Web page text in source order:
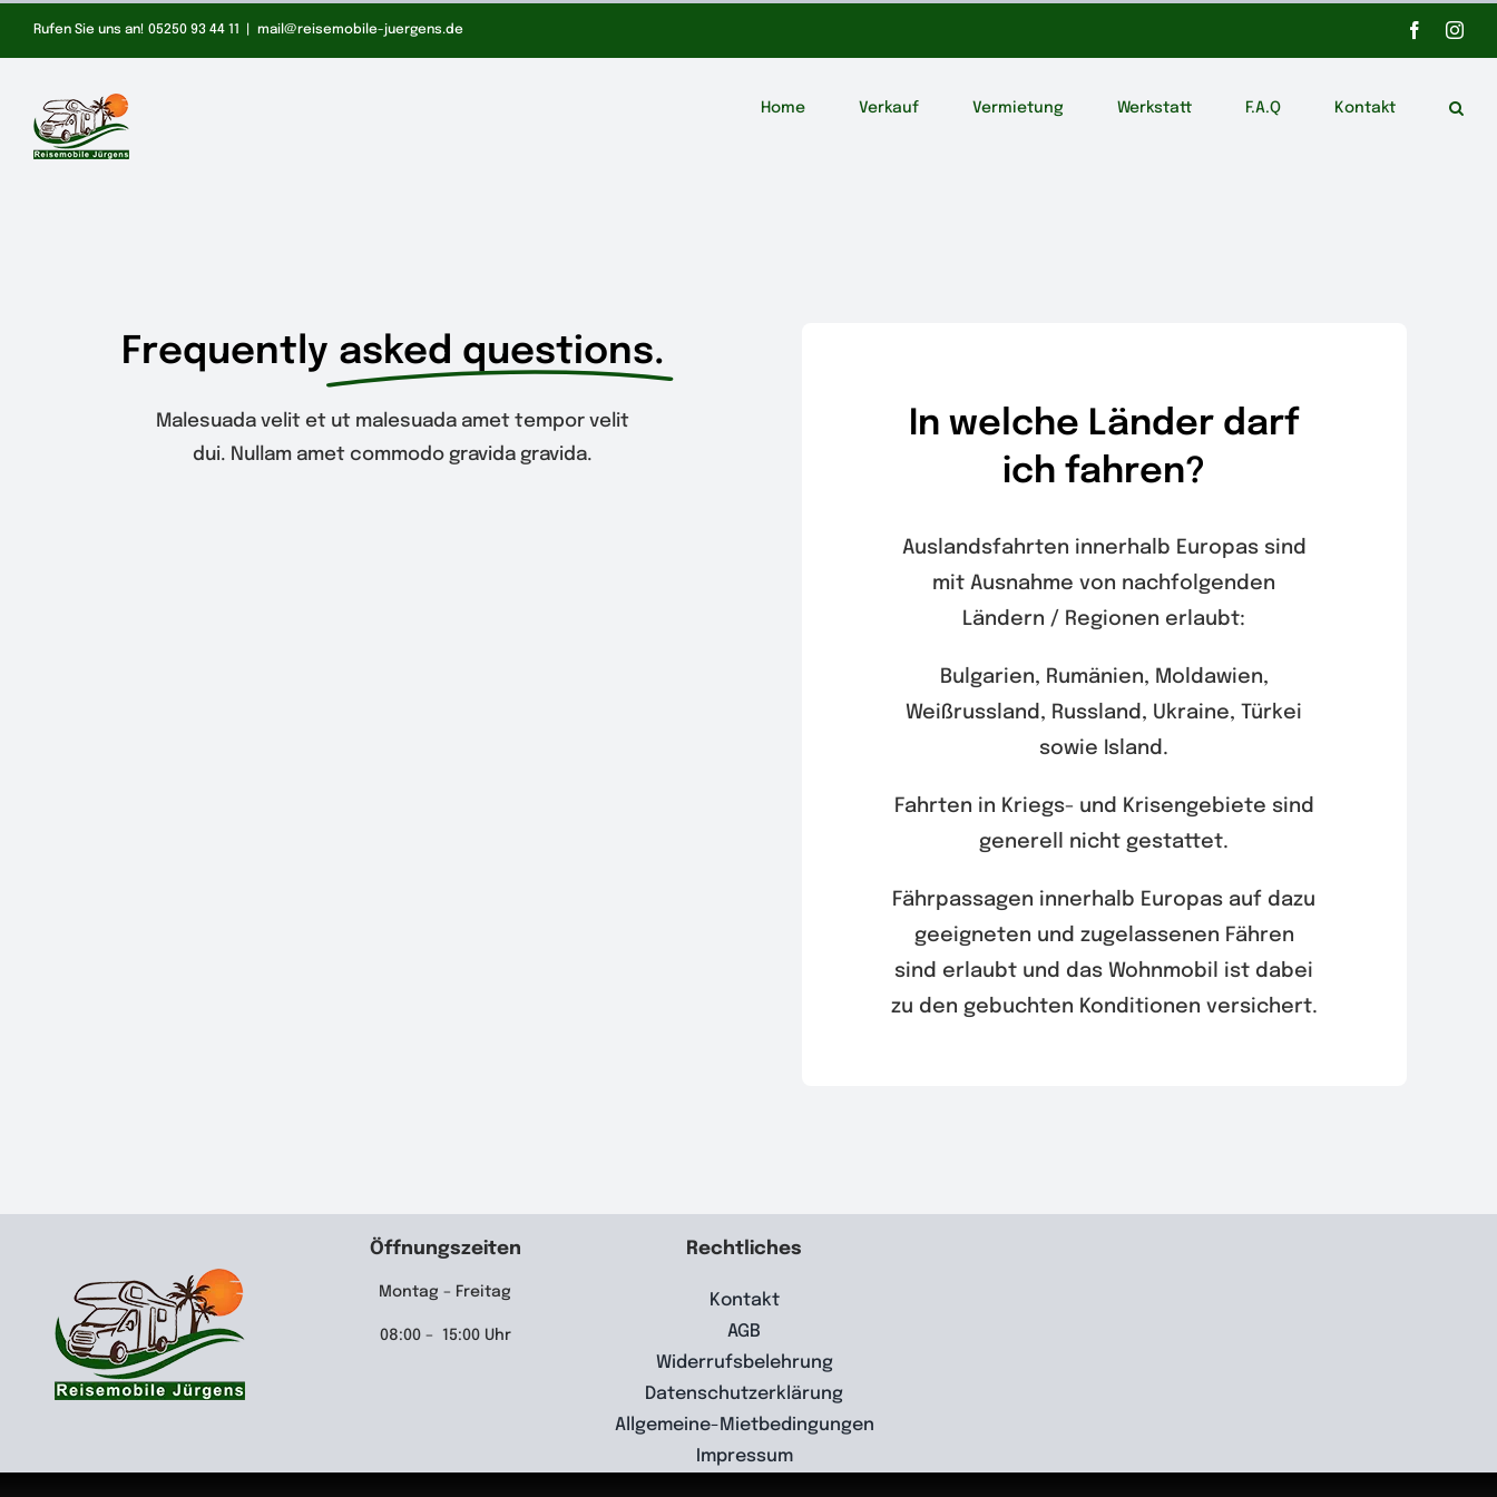
Rufen Sie uns an! 05250 93 44 11 mail@reisemobile-juergens.de Facebook
Home Verkauf Vermietung Werkstatt F.A.Q Kontakt
Frequently asked questions.
Malesuada velit et ut malesuada amet tempor velit
dui. Nullam amet commodo gravida gravida.
In welche Länder darf
ich fahren?
Auslandsfahrten innerhalb Europas sind
mit Ausnahme von nachfolgenden
Ländern / Regionen erlaubt:
Bulgarien, Rumänien, Moldawien,
Weißrussland, Russland, Ukraine, Türkei
sowie Island.
Fahrten in Kriegs- und Krisengebiete sind
generell nicht gestattet.
Fährpassagen innerhalb Europas auf dazu
geeigneten und zugelassenen Fähren
sind erlaubt und das Wohnmobil ist dabei
zu den gebuchten Konditionen versichert.
Öffnungszeiten
Montag – Freitag
08:00 – 15:00 Uhr
Rechtliches
Kontakt
AGB
Widerrufsbelehrung
Datenschutzerklärung
Allgemeine-Mietbedingungen
Impressum